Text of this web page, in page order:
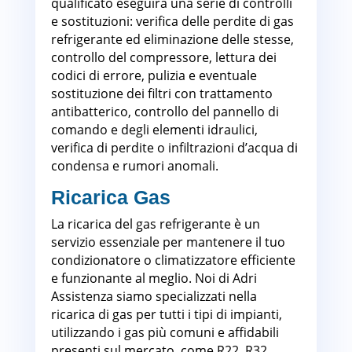
e sostituzioni: verifica delle perdite di gas
refrigerante ed eliminazione delle stesse,
controllo del compressore, lettura dei
codici di errore, pulizia e eventuale
sostituzione dei filtri con trattamento
antibatterico, controllo del pannello di
comando e degli elementi idraulici,
verifica di perdite o infiltrazioni d’acqua di
condensa e rumori anomali.
Ricarica Gas
La ricarica del gas refrigerante è un
servizio essenziale per mantenere il tuo
condizionatore o climatizzatore efficiente
e funzionante al meglio. Noi di Adri
Assistenza siamo specializzati nella
ricarica di gas per tutti i tipi di impianti,
utilizzando i gas più comuni e affidabili